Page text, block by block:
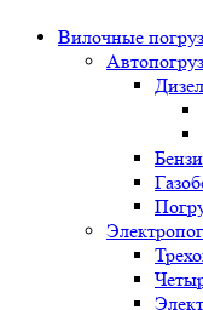
Вилочные